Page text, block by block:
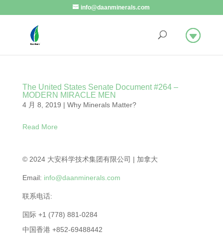
info@daanminerals.com
The United States Senate Document #264 –
MODERN MIRACLE MEN
4 月 8, 2019 | Why Minerals Matter?
Read More
© 2024 大安科学技术集团有限公司 | 加拿大
Email: info@daanminerals.com
联系电话:
国际 +1 (778) 881-0284
中国香港 +852-69488442